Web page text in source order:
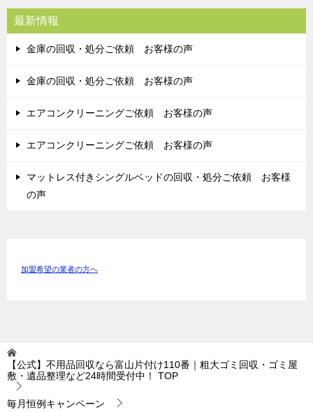
最新情報
金庫の回収・処分ご依頼 お客様の声
金庫の回収・処分ご依頼 お客様の声
エアコンクリーニングご依頼 お客様の声
エアコンクリーニングご依頼 お客様の声
マットレス付きシングルベッドの回収・処分ご依頼 お客様
の声
加盟希望の業者の方へ
【公式】不用品回収なら富山片付け110番｜粗大ゴミ回収・ゴミ屋
敷・遺品整理など24時間受付中！
TOP
毎月恒例キャンペーン